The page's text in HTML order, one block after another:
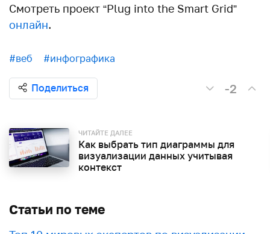
Смотреть проект “Plug into the Smart Grid”
онлайн.
#веб #инфографика
Поделиться -2
ЧИТАЙТЕ ДАЛЕЕ
Как выбрать тип диаграммы для
визуализации данных учитывая
контекст
Статьи по теме